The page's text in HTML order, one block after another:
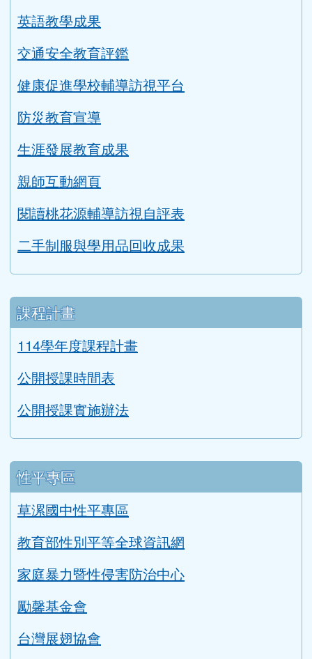
英語教學成果
交通安全教育評鑑
健康促進學校輔導訪視平台
防災教育宣導
生涯發展教育成果
親師互動網頁
閱讀桃花源輔導訪視自評表
二手制服與學用品回收成果
課程計畫
114學年度課程計畫
公開授課時間表
公開授課實施辦法
性平專區
草漯國中性平專區
教育部性別平等全球資訊網
家庭暴力暨性侵害防治中心
勵馨基金會
台灣展翅協會